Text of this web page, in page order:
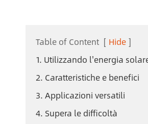
Table of Content [ Hide ]
1. Utilizzando l'energia
2. Caratteristiche e benefici
3. Applicazioni versatili
4. Supera le difficoltà